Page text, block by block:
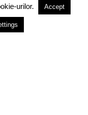
urilor.
Accept